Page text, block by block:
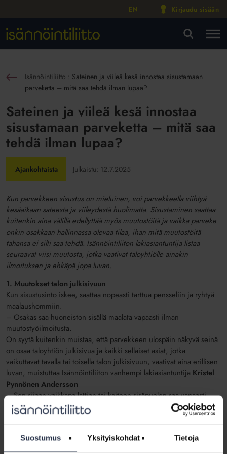
Suostumus Yksityiskohdat Tietoja
EN Kirjaudu sisään
Isännöintiliitto : Sateinen ja viileä kesä innostaa sisustamaan
parveketta – mitä saa tehdä ilman lupaa?
Sateinen ja viileä kesä innostaa
sisustamaan parveketta – mitä saa
tehdä ilman lupaa?
Ajankohtaista Julkaistu: 12.7.2025
Kun parvekkeen sisustus on mieluinen, voi parvekkeella viihtyä
kesäaikaan sateesta ja viileydestä huolimatta. Sisustaminen saattaa
kuitenkin aina välillä edellyttää myös muutostöitä ja vaikka parveke
onkin osakkaan hallinnassa olevaa tilaa, ihan mitä muutostöitä
tahansa ei silti saa tehdä. Isännöintiliiton lakiasiantuntija listaa
seuraavat viisi muutosta, jotka vaativat taloyhtiölle ainakin
ilmoituksen ja ehkäpä jopa luvan.
1. Muutokset talon julkisivuun
Kun sisustusinto iskee, saattaa nopeasti tarttua pensseliin ja ryhtyä
maalaushommiin.
– Osakas saa huoneiston sisällä maalata vapaasti ilman
muutostyöilmoitusta.
On syytä kuitenkin muistaa, että parvekkeen ulospäin näkyvä seinä
on osaa taloyhtiön julkisivua ja kaikki sellaiset asiat, jotka
vaikuttavat tavalla tai toisella talon julkisivuun, vaativat aina erillisen
luvan, muistuttaa Isännöintiliiton vanhempi lakiasiantuntija Kristel
Pynnönen Andersson
– Sen sijaan vaikkapa lattian tai kaiteen sisäpuolen saa vapaasti
maalata, sanoo Pynnönen Andersson.
Lattian osalta innostutaan usein tekemään muutoksia, joilla